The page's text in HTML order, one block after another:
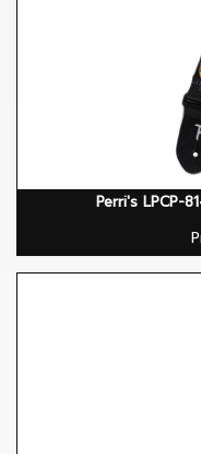
Perri's LPCP-